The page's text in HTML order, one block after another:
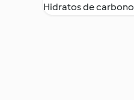
Hidratos de carbono